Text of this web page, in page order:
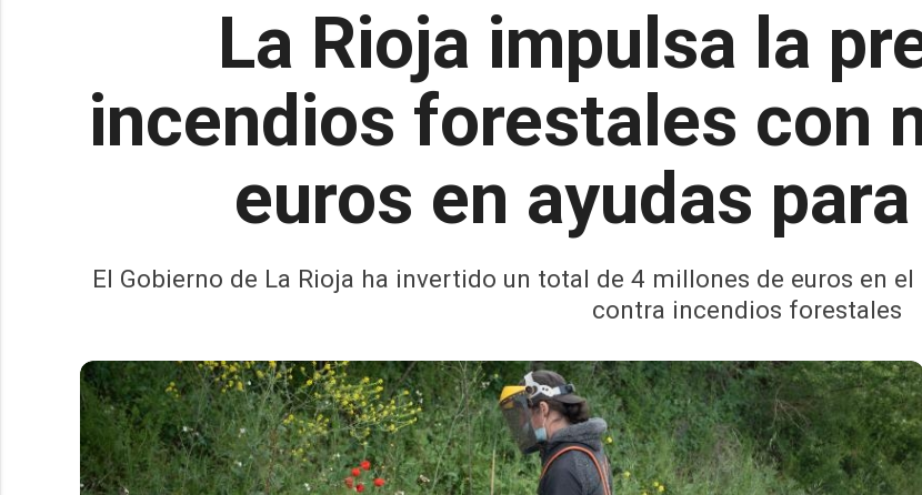
La Rioja impulsa la
incendios forestales con
euros en ayudas
El Gobierno de La Rioja ha invertido un total de 4 millones de euros en
contra incendios forestales